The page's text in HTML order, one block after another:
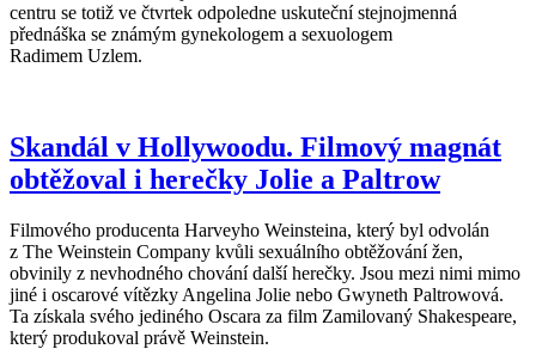
centru se totiž ve čtvrtek odpoledne uskuteční stejnojmenná
přednáška se známým gynekologem a sexuologem
Radimem Uzlem.
Skandál v Hollywoodu. Filmový magnát
obtěžoval i herečky Jolie a Paltrow
Filmového producenta Harveyho Weinsteina, který byl odvolán
z The Weinstein Company kvůli sexuálního obtěžování žen,
obvinily z nevhodného chování další herečky. Jsou mezi nimi mimo
jiné i oscarové vítězky Angelina Jolie nebo Gwyneth Paltrowová.
Ta získala svého jediného Oscara za film Zamilovaný Shakespeare,
který produkoval právě Weinstein.